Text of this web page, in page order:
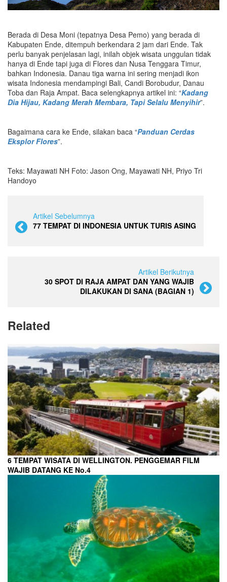
Berada di Desa Moni (tepatnya Desa Pemo) yang berada di
Kabupaten Ende, ditempuh berkendara 2 jam dari Ende. Tak
perlu banyak penjelasan lagi, inilah objek wisata unggulan tidak
hanya di Ende tapi juga di Flores dan Nusa Tenggara Timur,
bahkan Indonesia. Danau tiga warna ini sering menjadi ikon
wisata Indonesia mendampingi Bali, Candi Borobudur, Danau
Toba dan Raja Ampat. Baca selengkapnya artikel ini: “Kadang
Dia Hijau, Kadang Merah Membara, Tapi Selalu Menyihir”.
Bagaimana cara ke Ende, silakan baca “Panduan Cerdas
Eksplor Flores”.
Teks: Mayawati NH Foto: Jason Ong, Mayawati NH, Priyo Tri
Handoyo
Artikel Sebelumnya
77 TEMPAT DI INDONESIA UNTUK TURIS ASING
Artikel Berikutnya
30 SPOT DI RAJA AMPAT DAN YANG WAJIB
DILAKUKAN DI SANA (BAGIAN 1)
Related
6 TEMPAT WISATA DI WELLINGTON. PENGGEMAR FILM
WAJIB DATANG KE No.4